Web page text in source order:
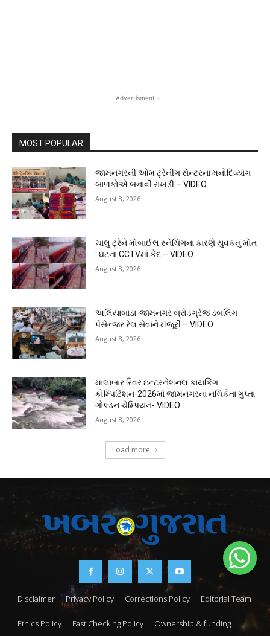
- Advertisment -
MOST POPULAR
જામનગરની ઓમ ટ્રેનીંગ સેન્ટરના મનોદિવ્યાંગ
બાળકોએ બનાવી રાખડી – VIDEO
August 8, 2026
ચાલુ ટ્રેને મોબાઈલ સ્નેચિંગના કારણે યુવકનું મોત
: ઘટના CCTVમાં કેદ – VIDEO
August 8, 2026
અલિયાબાડા-જામનગર બ્રોડગ્રેજ ડબલિંગ
પેસેન્જર રેલ સેવાને મંજૂરી – VIDEO
August 8, 2026
માલાબાર રિવર ઇન્ટરનેશનલ કાયકિંગ
કોમ્પિટિશન-2026માં જામનગરના નચિકેતા ગુપ્તા
ગોલ્ડન ચેમ્પિયન- VIDEO
August 8, 2026
Load more
Disclaimer Privacy Policy Corrections Policy Editorial Team
Ethics Policy Fast Checking Policy Ownership & funding